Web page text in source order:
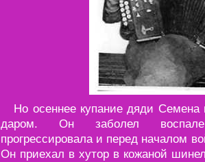
Но осеннее купание дяди Семена
даром. Он заболел
прогрессировала и перед началом
Он приехал в хутор в кожаной